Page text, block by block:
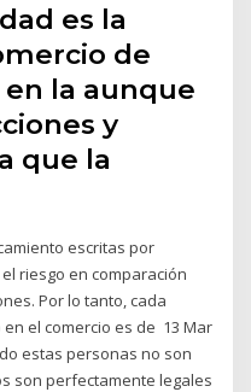
es la
de
la aunque
y
que la
escritas por
riesgo en comparación
Por lo tanto, cada
el comercio es de 13 Mar
estas personas no son
son perfectamente legales